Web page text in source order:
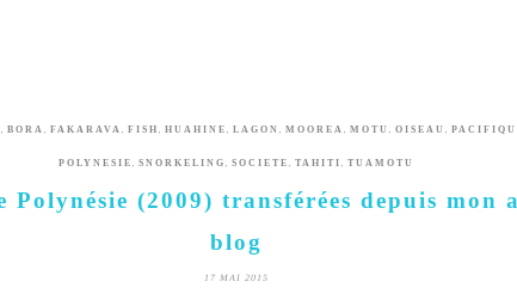
, BORA , FAKARAVA , FISH , HUAHINE , LAGON , MOOREA , MOTU , OISEAU ,
POLYNESIE , SNORKELING , SOCIETE , TAHITI , TUAMOTU
Polynésie (2009) transférées depuis mon
blog
17 MAI 2015